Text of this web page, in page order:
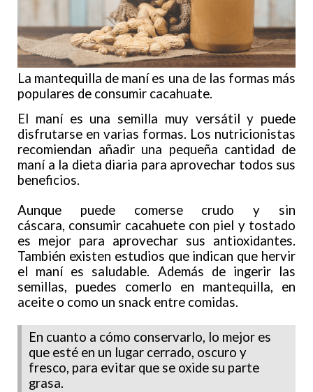
La mantequilla de maní es una de las formas más
populares de consumir cacahuate.
El maní es una semilla muy versátil y puede
disfrutarse en varias formas. Los nutricionistas
recomiendan añadir una pequeña cantidad de
maní a la dieta diaria para aprovechar todos sus
beneficios.
Aunque puede comerse crudo y sin
cáscara, consumir cacahuete con piel y tostado
es mejor para aprovechar sus antioxidantes.
También existen estudios que indican que hervir
el maní es saludable. Además de ingerir las
semillas, puedes comerlo en mantequilla, en
aceite o como un snack entre comidas.
En cuanto a cómo conservarlo, lo mejor es
que esté en un lugar cerrado, oscuro y
fresco, para evitar que se oxide su parte
grasa.